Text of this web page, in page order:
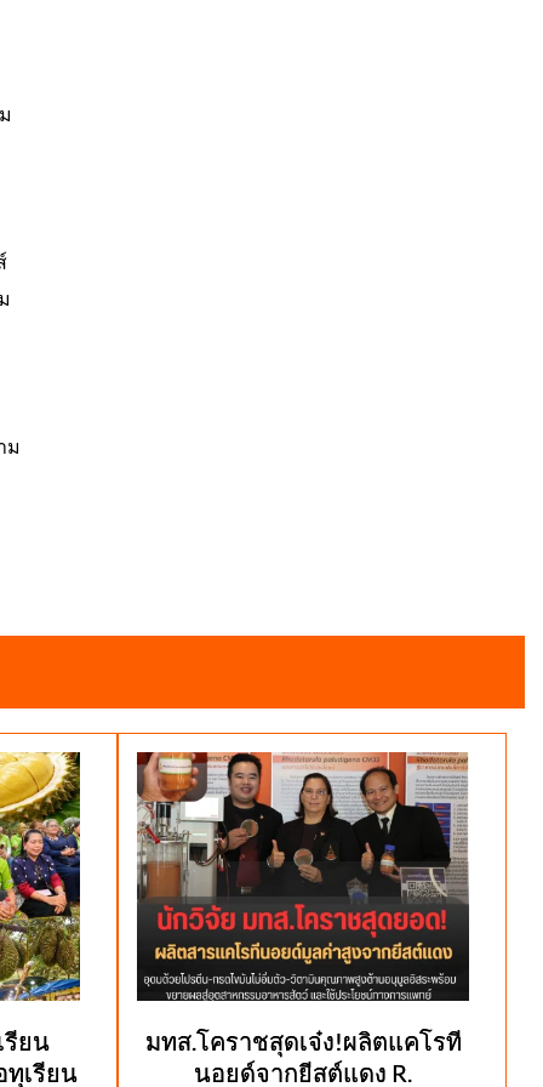
ม
รียน
เรียน
มทส.โคราชสุดเจ๋ง!ผลิตแคโรที
นอยด์จากยีสต์แดง R.